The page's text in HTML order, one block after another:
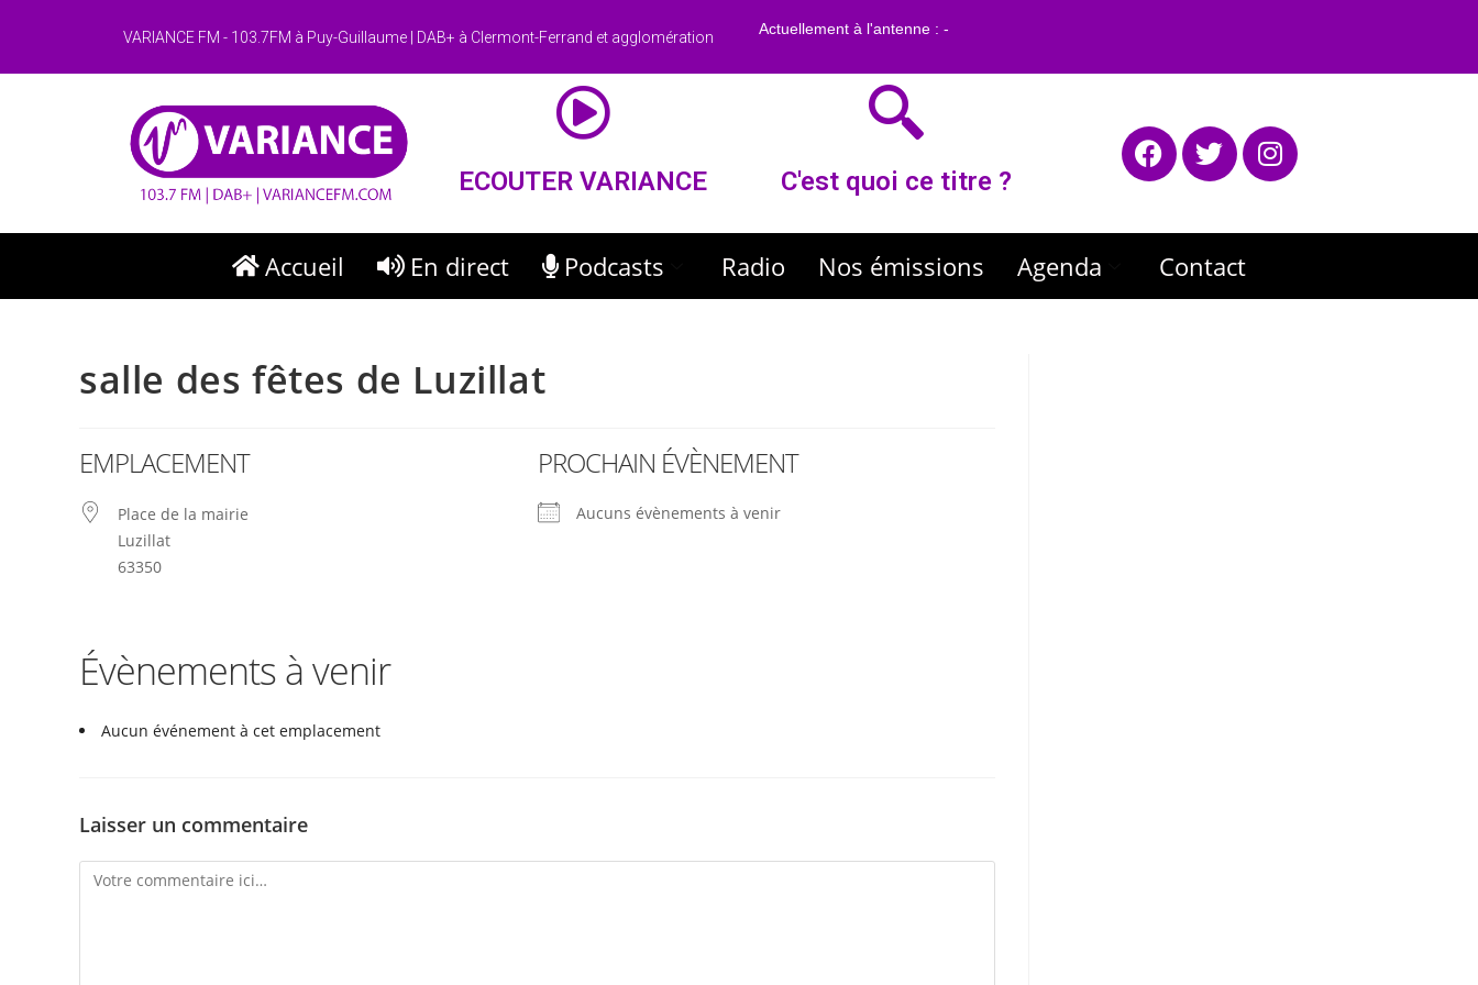
VARIANCE FM - 103.7FM à Puy-Guillaume | DAB+ à Clermont-Ferrand et agglomération
ECOUTER VARIANCE C'est quoi ce titre ?
Accueil En direct Podcasts Radio Nos émissions Agenda Contact
salle des fêtes de Luzillat
EMPLACEMENT
Place de la mairie
Luzillat
63350
PROCHAIN ÉVÈNEMENT
Aucuns évènements à venir
Évènements à venir
Aucun événement à cet emplacement
Laisser un commentaire